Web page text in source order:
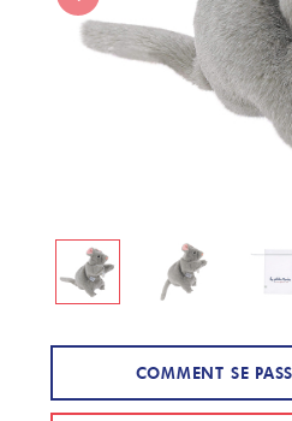
COMMENT SE